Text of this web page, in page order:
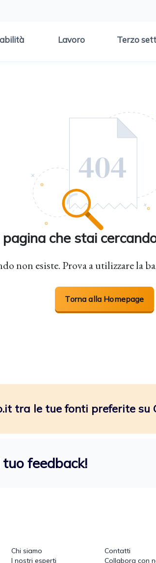
Lavoro Terzo
pagina che stai
non esiste. Prova a utilizzare la
Torna alla Homepage
tra le tue fonti preferite su
feedback!
Chi siamo
I nostri esperti
Contatti
Collabora con